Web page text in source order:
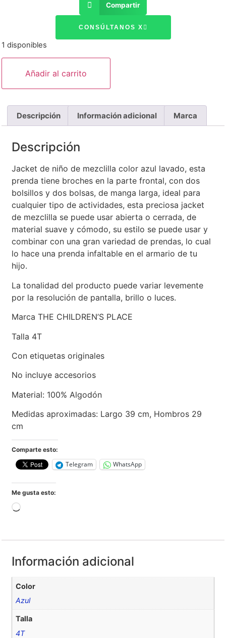
Compartir
CONSÚLTANOS X
1 disponibles
Añadir al carrito
Descripción Información adicional Marca
Descripción
Jacket de niño de mezclilla color azul lavado, esta
prenda tiene broches en la parte frontal, con dos
bolsillos y dos bolsas, de manga larga, ideal para
cualquier tipo de actividades, esta preciosa jacket
de mezclilla se puede usar abierta o cerrada, de
material suave y cómodo, su estilo se puede usar y
combinar con una gran variedad de prendas, lo cual
lo hace una prenda infaltable en el armario de tu
hijo.
La tonalidad del producto puede variar levemente
por la resolución de pantalla, brillo o luces.
Marca THE CHILDREN’S PLACE
Talla 4T
Con etiquetas originales
No incluye accesorios
Material: 100% Algodón
Medidas aproximadas: Largo 39 cm, Hombros 29
cm
Comparte esto:
Telegram WhatsApp
Me gusta esto:
Información adicional
Color
Azul
Talla
4T